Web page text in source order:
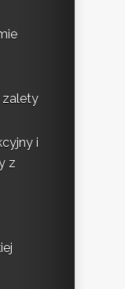
zalety
i
z